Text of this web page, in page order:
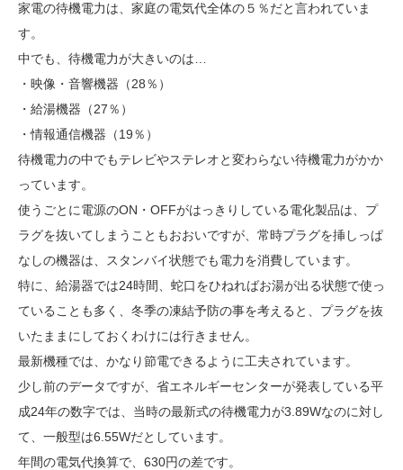
家電の待機電力は、家庭の電気代全体の５％だと言われていま
す。
中でも、待機電力が大きいのは…
・映像・音響機器（28％）
・給湯機器（27％）
・情報通信機器（19％）
待機電力の中でもテレビやステレオと変わらない待機電力がかか
っています。
使うごとに電源のON・OFFがはっきりしている電化製品は、プ
ラグを抜いてしまうこともおおいですが、常時プラグを挿しっぱ
なしの機器は、スタンバイ状態でも電力を消費しています。
特に、給湯器では24時間、蛇口をひねればお湯が出る状態で使っ
ていることも多く、冬季の凍結予防の事を考えると、プラグを抜
いたままにしておくわけには行きません。
最新機種では、かなり節電できるように工夫されています。
少し前のデータですが、省エネルギーセンターが発表している平
成24年の数字では、当時の最新式の待機電力が3.89Wなのに対し
て、一般型は6.55Wだとしています。
年間の電気代換算で、630円の差です。